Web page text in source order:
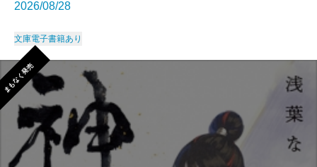
2026/08/28
文庫電子書籍あり
まもなく発売